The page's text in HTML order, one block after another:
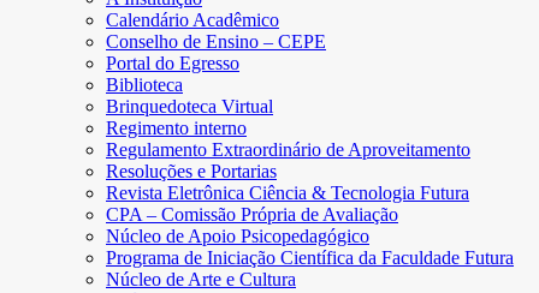
Calendário Acadêmico
Conselho de Ensino – CEPE
Portal do Egresso
Biblioteca
Brinquedoteca Virtual
Regimento interno
Regulamento Extraordinário de Aproveitamento
Resoluções e Portarias
Revista Eletrônica Ciência & Tecnologia Futura
CPA – Comissão Própria de Avaliação
Núcleo de Apoio Psicopedagógico
Programa de Iniciação Científica da Faculdade Futura
Núcleo de Arte e Cultura